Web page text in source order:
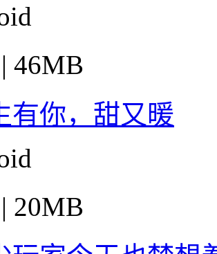
46MB
有你，甜又暖
20MB